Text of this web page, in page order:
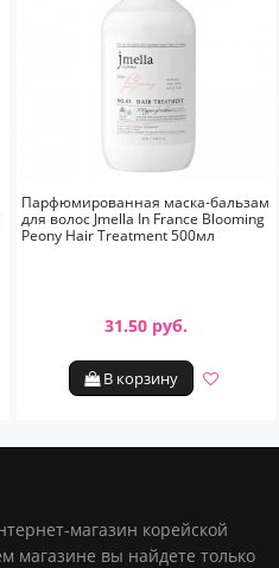
Парфюмированная маска-бальзам
для волос Jmella In France Blooming
Peony Hair Treatment 500мл
31.50 руб.
В корзину
магазин корейской
магазине вы найдете только